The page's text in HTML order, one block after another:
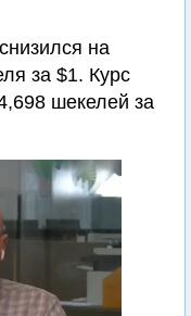
на
за $1. Курс
шекелей за